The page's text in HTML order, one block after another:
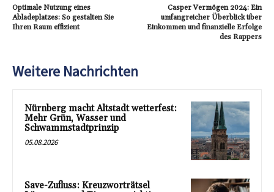
Optimale Nutzung eines
Abladeplatzes: So gestalten Sie
Ihren Raum effizient
Casper Vermögen 2024: Ein
umfangreicher Überblick über
Einkommen und finanzielle Erfolge
des Rappers
Weitere Nachrichten
Nürnberg macht Altstadt wetterfest:
Mehr Grün, Wasser und
Schwammstadtprinzip
05.08.2026
Save-Zufluss: Kreuzworträtsel